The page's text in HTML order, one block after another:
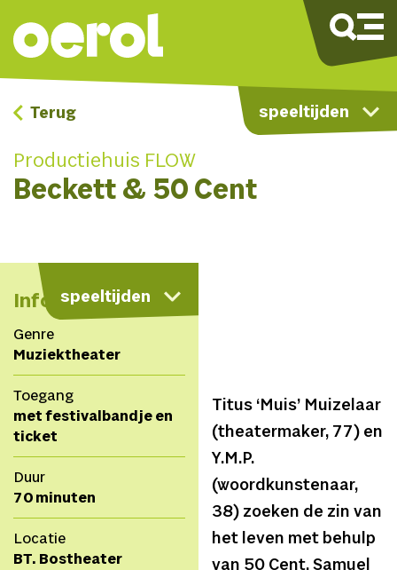
speeltijden
Terug
Productiehuis FLOW
Beckett & 50 Cent
speeltijden
kaart
Info
Genre
Muziektheater
Toegang
met festivalbandje en
ticket
Duur
70 minuten
Locatie
BT. Bostheater
Titus ‘Muis’ Muizelaar
(theatermaker, 77) en
Y.M.P.
(woordkunstenaar,
38) zoeken de zin van
het leven met behulp
van 50 Cent, Samuel